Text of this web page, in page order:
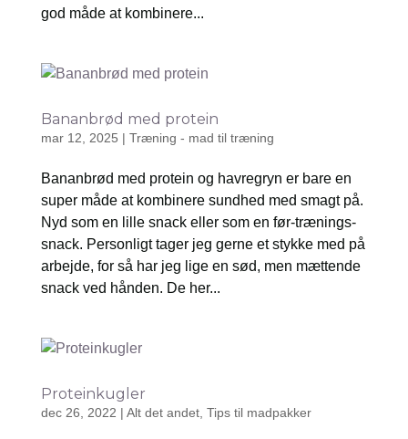
god måde at kombinere...
Bananbrød med protein
mar 12, 2025 | Træning - mad til træning
Bananbrød med protein og havregryn er bare en
super måde at kombinere sundhed med smagt på.
Nyd som en lille snack eller som en før-trænings-
snack. Personligt tager jeg gerne et stykke med på
arbejde, for så har jeg lige en sød, men mættende
snack ved hånden. De her...
Proteinkugler
dec 26, 2022 | Alt det andet, Tips til madpakker